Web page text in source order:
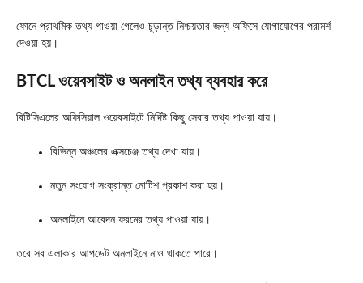
ফোনে প্রাথমিক তথ্য পাওয়া গেলেও চূড়ান্ত নিশ্চয়তার জন্য অফিসে যোগাযোগের পরামর্শ
দেওয়া হয়।
BTCL ওয়েবসাইট ও অনলাইন তথ্য ব্যবহার করে
বিটিসিএলের অফিসিয়াল ওয়েবসাইটে নির্দিষ্ট কিছু সেবার তথ্য পাওয়া যায়।
বিভিন্ন অঞ্চলের এক্সচেঞ্জ তথ্য দেখা যায়।
নতুন সংযোগ সংক্রান্ত নোটিশ প্রকাশ করা হয়।
অনলাইনে আবেদন ফরমের তথ্য পাওয়া যায়।
তবে সব এলাকার আপডেট অনলাইনে নাও থাকতে পারে।